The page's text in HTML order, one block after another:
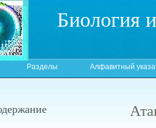
Биология
Разделы Алфавитный